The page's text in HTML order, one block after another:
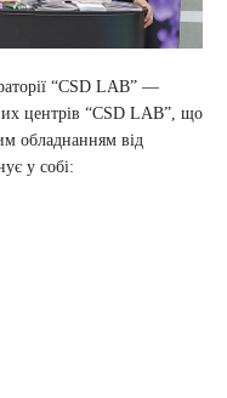
“CSD LAB” —
центрів “CSD LAB”, що
обладнанням від
у собі: